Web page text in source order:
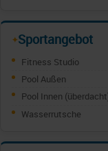
✦Sportangebot
Fitness Studio
Pool Außen
Pool Innen
Wasserrutsche